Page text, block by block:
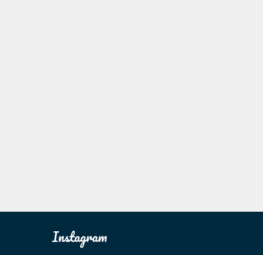
Instagram